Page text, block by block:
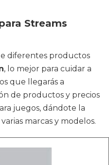
Streams
diferentes productos
, lo mejor para cuidar a
que llegarás a
de productos y precios
juegos, dándote la
marcas y modelos.